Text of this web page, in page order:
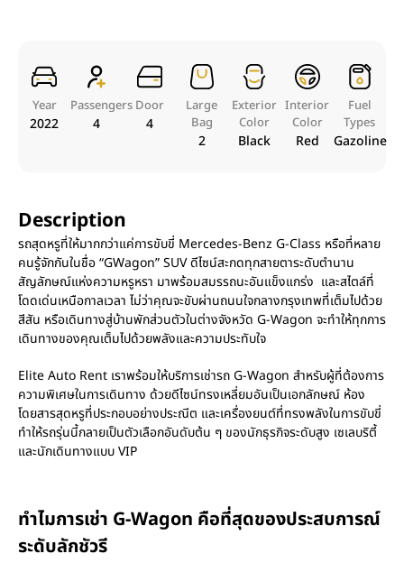
Year
2022
Passengers
4
Door
4
Large
Bag
2
Exterior
Color
Black
Interior
Color
Red
Fuel
Types
Gazoline
Description
รถสุดหรูที่ให้มากกว่าแค่การขับขี่ Mercedes-Benz G-Class หรือที่หลาย
คนรู้จักกันในชื่อ “GWagon” SUV ดีไซน์สะกดทุกสายตาระดับตำนาน
สัญลักษณ์แห่งความหรูหรา มาพร้อมสมรรถนะอันแข็งแกร่ง และสไตล์ที่
โดดเด่นเหนือกาลเวลา ไม่ว่าคุณจะขับผ่านถนนใจกลางกรุงเทพที่เต็มไปด้วย
สีสัน หรือเดินทางสู่บ้านพักส่วนตัวในต่างจังหวัด G-Wagon จะทำให้ทุกการ
เดินทางของคุณเต็มไปด้วยพลังและความประทับใจ
Elite Auto Rent เราพร้อมให้บริการเช่ารถ G-Wagon สำหรับผู้ที่ต้องการ
ความพิเศษในการเดินทาง ด้วยดีไซน์ทรงเหลี่ยมอันเป็นเอกลักษณ์ ห้อง
โดยสารสุดหรูที่ประกอบอย่างประณีต และเครื่องยนต์ที่ทรงพลังในการขับขี่
ทำให้รถรุ่นนี้กลายเป็นตัวเลือกอันดับต้น ๆ ของนักธุรกิจระดับสูง เซเลบริตี้
และนักเดินทางแบบ VIP
ทำไมการเช่า G-Wagon คือที่สุดของประสบการณ์
ระดับลักชัวรี